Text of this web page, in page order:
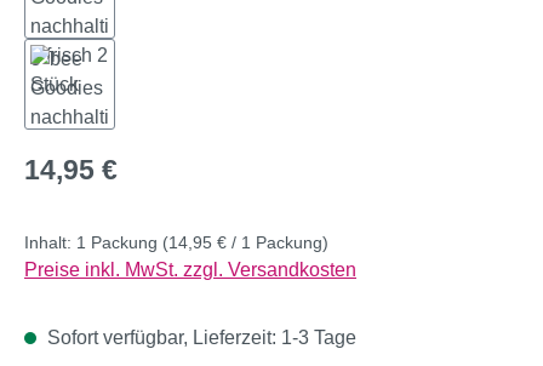
Regulärer Preis:
14,95 €
Inhalt: 1 Packung (14,95 € / 1 Packung)
Preise inkl. MwSt. zzgl. Versandkosten
Sofort verfügbar, Lieferzeit: 1-3 Tage